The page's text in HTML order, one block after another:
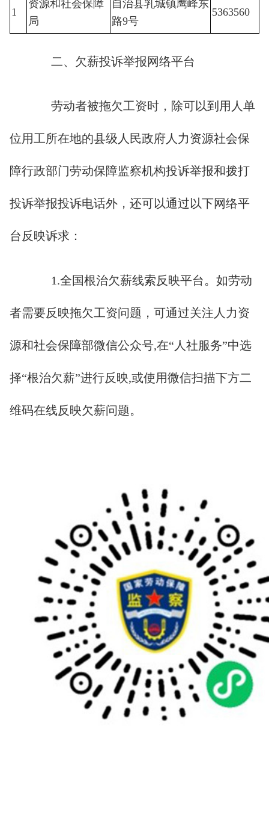
1
资源和社会保障
局
自治县乳城镇鹰峰东
路9号
5363560
二、欠薪投诉举报网络平台
劳动者被拖欠工资时，除可以到用人单
位用工所在地的县级人民政府人力资源社会保
障行政部门劳动保障监察机构投诉举报和拨打
投诉举报投诉电话外，还可以通过以下网络平
台反映诉求：
1.全国根治欠薪线索反映平台。如劳动
者需要反映拖欠工资问题，可通过关注人力资
源和社会保障部微信公众号,在“人社服务”中选
择“根治欠薪”进行反映,或使用微信扫描下方二
维码在线反映欠薪问题。